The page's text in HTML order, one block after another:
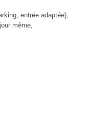
entrée adaptée),
même,